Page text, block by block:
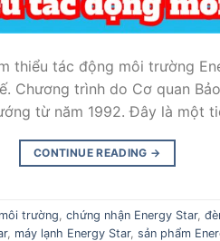
thiểu tác động môi trường
Chương trình do Cơ quan
từ năm 1992. Đây là một
CONTINUE READING →
trường chứng nhận Energy Star,
, máy lạnh Energy Star, sản phẩm